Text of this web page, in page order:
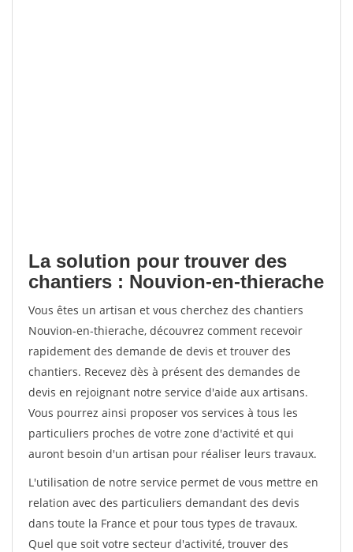
La solution pour trouver des
chantiers : Nouvion-en-thierache
Vous êtes un artisan et vous cherchez des chantiers
Nouvion-en-thierache, découvrez comment recevoir
rapidement des demande de devis et trouver des
chantiers. Recevez dès à présent des demandes de
devis en rejoignant notre service d'aide aux artisans.
Vous pourrez ainsi proposer vos services à tous les
particuliers proches de votre zone d'activité et qui
auront besoin d'un artisan pour réaliser leurs travaux.
L'utilisation de notre service permet de vous mettre en
relation avec des particuliers demandant des devis
dans toute la France et pour tous types de travaux.
Quel que soit votre secteur d'activité, trouver des